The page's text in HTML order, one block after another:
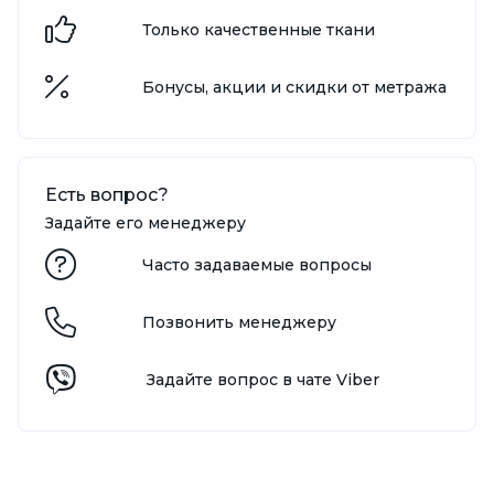
Только качественные ткани
Бонусы, акции и скидки от метража
Есть вопрос?
Задайте его менеджеру
Часто задаваемые вопросы
Позвонить менеджеру
Задайте вопрос в чате Viber